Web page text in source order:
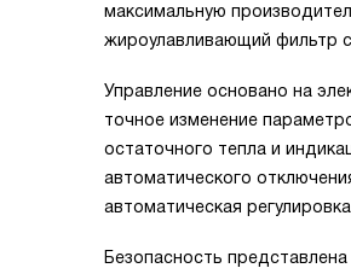
максимальную
жироулавливающий фильтр
Управление основано на
точное изменение
остаточного тепла и
автоматического
автоматическая
Безопасность